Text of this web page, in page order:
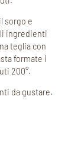
sorgo e
ingredienti
teglia con
formate i
200°.
da gustare.